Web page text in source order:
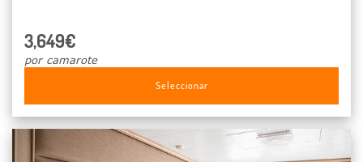
3,649€
por camarote
Seleccionar